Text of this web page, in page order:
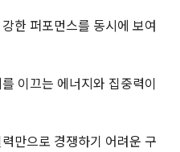
한 퍼포먼스를 동시에 보여
이끄는 에너지와 집중력이
만으로 경쟁하기 어려운 구